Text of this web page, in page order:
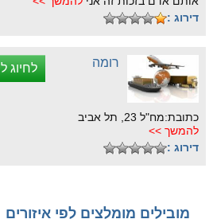
דירוג :
רומה לחיוג
כתובת:מח"ל 23, תל אביב
להמשך >>
דירוג :
מובילים מומלצים לפי איזורים